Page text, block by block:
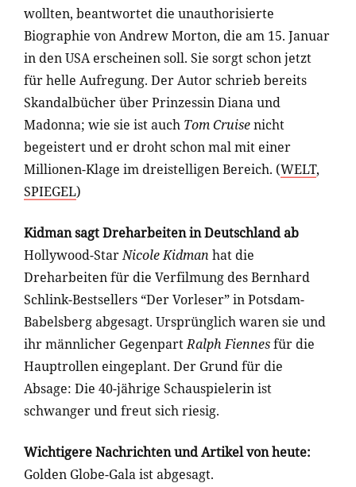
wollten, beantwortet die unauthorisierte
Biographie von Andrew Morton, die am 15. Januar
in den USA erscheinen soll. Sie sorgt schon jetzt
für helle Aufregung. Der Autor schrieb bereits
Skandalbücher über Prinzessin Diana und
Madonna; wie sie ist auch Tom Cruisenicht
begeistert und er droht schon mal mit einer
Millionen-Klage im dreistelligen Bereich. (WELT,
SPIEGEL)
Kidman sagt Dreharbeiten in Deutschland ab
Hollywood-StarNicole Kidman hat die
Dreharbeiten für die Verfilmung des Bernhard
Schlink-Bestsellers “Der Vorleser” in Potsdam-
Babelsberg abgesagt. Ursprünglich waren sie und
ihr männlicher GegenpartRalph Fiennesfür die
Hauptrollen eingeplant. Der Grund für die
Absage: Die 40-jährige Schauspielerin ist
schwanger und freut sich riesig.
Wichtigere Nachrichten und Artikel von heute:
Golden Globe-Gala ist abgesagt.